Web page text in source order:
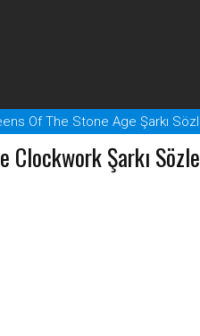
Of The Stone Age Şarkı
Clockwork Şarkı